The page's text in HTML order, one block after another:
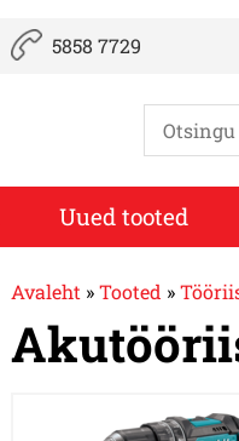
5858 7729
Uued tooted
Avaleht »Tooted »